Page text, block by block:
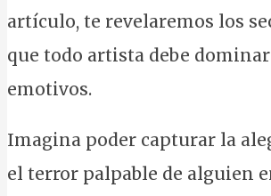
artículo, te revelaremos los
que todo artista debe
emotivos.
Imagina poder capturar la
el terror palpable de alguien